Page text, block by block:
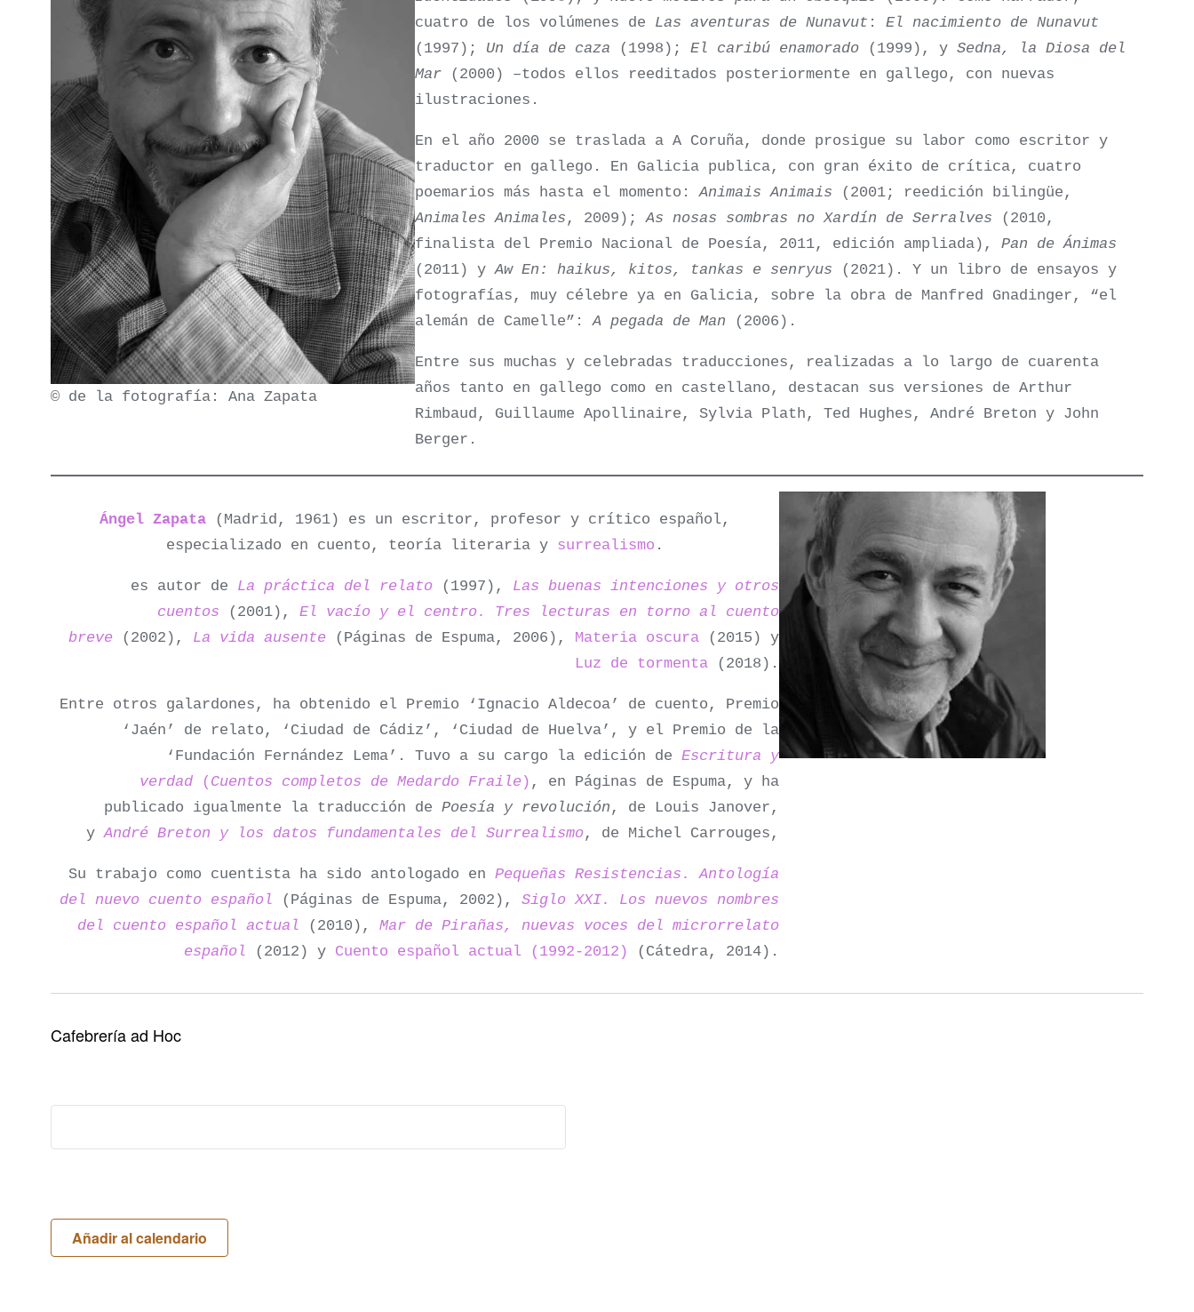
© de la fotografía: Ana Zapata
cuatro de los volúmenes de Las aventuras de Nunavut : El nacimiento de Nunavut
(1997); Un día de caza (1998); El caribú enamorado (1999), y Sedna, la Diosa del
Mar(2000) –todos ellos reeditados posteriormente en gallego, con nuevas
ilustraciones.
En el año 2000 se traslada a A Coruña, donde prosigue su labor como escritor y
traductor en gallego. En Galicia publica, con gran éxito de crítica, cuatro
poemarios más hasta el momento:Animais Animais (2001; reedición bilingüe,
Animales Animales , 2009);As nosas sombras no Xardín de Serralves (2010,
finalista del Premio Nacional de Poesía, 2011, edición ampliada), Pan de Ánimas
(2011) yAw En: haikus, kitos, tankas e senryus (2021). Y un libro de ensayos y
fotografías, muy célebre ya en Galicia, sobre la obra de Manfred Gnadinger, “el
alemán de Camelle”:A pegada de Man (2006).
Entre sus muchas y celebradas traducciones, realizadas a lo largo de cuarenta
años tanto en gallego como en castellano, destacan sus versiones de Arthur
Rimbaud, Guillaume Apollinaire, Sylvia Plath, Ted Hughes, André Breton y John
Berger.
Ángel Zapata(Madrid, 1961) es un escritor, profesor y crítico español,
especializado en cuento, teoría literaria y surrealismo .
es autor de La práctica del relato(1997), Las buenas intenciones y otros
cuentos (2001), El vacío y el centro. Tres lecturas en torno al cuento
breve(2002), La vida ausente (Páginas de Espuma, 2006), Materia oscura(2015) y
Luz de tormenta(2018).
Entre otros galardones, ha obtenido el Premio ‘Ignacio Aldecoa’ de cuento, Premio
‘Jaén’ de relato, ‘Ciudad de Cádiz’, ‘Ciudad de Huelva’, y el Premio de la
‘Fundación Fernández Lema’. Tuvo a su cargo la edición de Escritura y
verdad( Cuentos completos de Medardo Fraile) , en Páginas de Espuma, y ha
publicado igualmente la traducción de Poesía y revolución , de Louis Janover,
yAndré Breton y los datos fundamentales del Surrealismo, de Michel Carrouges,
Su trabajo como cuentista ha sido antologado en Pequeñas Resistencias. Antología
del nuevo cuento español
(Páginas de Espuma, 2002), Siglo XXI. Los nuevos nombres
del cuento español actual
(2010), Mar de Pirañas, nuevas voces del microrrelato
español
(2012) y Cuento español actual (1992-2012) (Cátedra, 2014).
Cafebrería ad Hoc
Añadir al calendario